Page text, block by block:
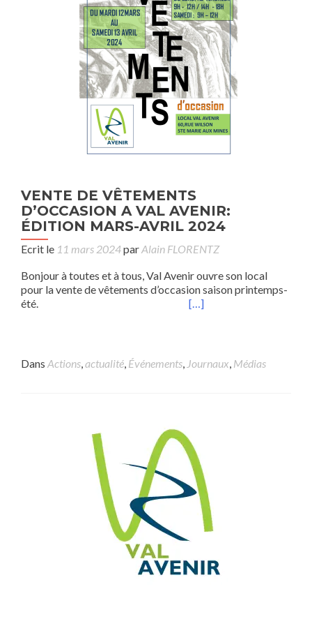
VENTE DE VÊTEMENTS
D’OCCASION A VAL AVENIR:
ÉDITION MARS-AVRIL 2024
Ecrit le 11 mars 2024parAlain FLORENTZ
Bonjour à toutes et à tous, Val Avenir ouvre son local
pour la vente de vêtements d’occasion saison printemps-
été. […]
Dans Actions,actualité, Événements, Journaux, Médias